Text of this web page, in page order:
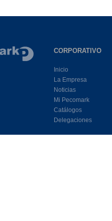
CORPORATIVO
Inicio
La Empresa
Noticias
Mi Pecomark
Catálogos
Delegaciones